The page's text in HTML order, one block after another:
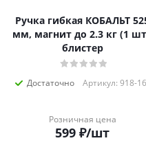
Ручка гибкая КОБАЛЬТ
мм, магнит до 2.3 кг (1
блистер
Достаточно Артикул: 918-
Розничная цена
599 ₽/шт